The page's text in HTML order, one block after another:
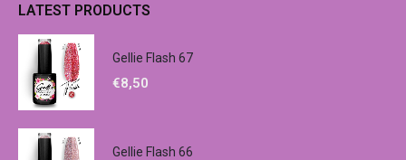
LATEST PRODUCTS
Gellie Flash 67
€8,50
Gellie Flash 66